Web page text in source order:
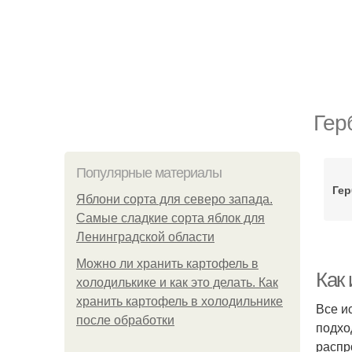
Популярные материалы
Яблони сорта для северо запада.
Самые сладкие сорта яблок для
Ленинградской области
Можно ли хранить картофель в
холодилькике и как это делать. Как
хранить картофель в холодильнике
после обработки
Как
Все